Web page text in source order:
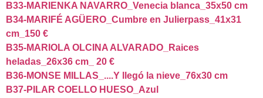
B33-MARIENKA NAVARRO_Venecia blanca_35x50 cm
B34-MARIFÉ AGÜERO_Cumbre en Julierpass_41x31
cm_150 €
B35-MARIOLA OLCINA ALVARADO_Raices
heladas_26x36 cm_ 20 €
B36-MONSE MILLAS_....Y llegó la nieve_76x30 cm
B37-PILAR COELLO HUESO_Azul